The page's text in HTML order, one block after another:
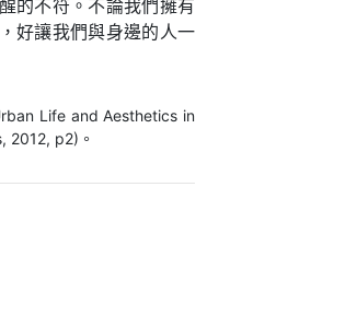
的不符。不論我們擁有
好讓我們與身邊的人一
Life and Aesthetics in
2012, p2)。